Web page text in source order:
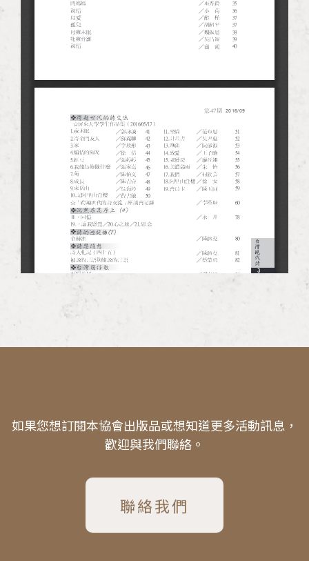
如果您想訂閱本協會出版品或想知道更多活動訊息，
歡迎與我們聯絡。
聯絡我們